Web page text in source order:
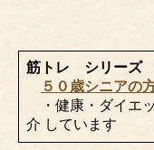
筋トレ シリーズ
５０歳シニアの
・健康・ダイエ
介 しています